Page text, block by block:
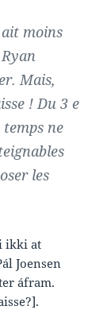
ait moins
Mais,
! Du 3 e
ne
les
ikki at
Joensen
áfram.